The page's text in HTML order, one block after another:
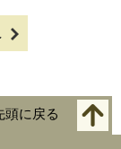
頭に戻る